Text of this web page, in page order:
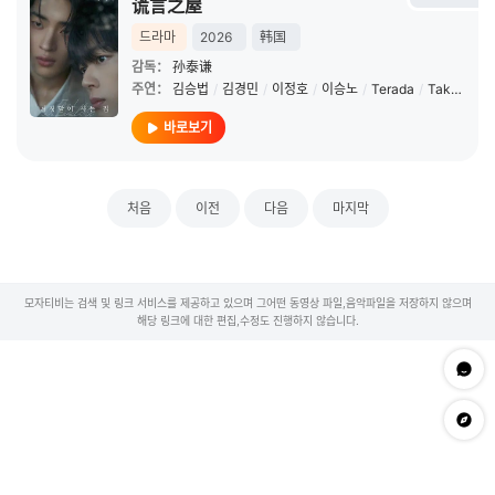
谎言之屋
드라마 2026
韩国
감독：
孙泰谦
주연：
김승법 / 김경민 / 이정호 / 이승노 / Terada / Takuya
바로보기
처음 이전 다음 마지막
모자티비는 검색 및 링크 서비스를 제공하고 있으며 그어떤 동영상 파일,음악파일을 저장하지 않으며
해당 링크에 대한 편집,수정도 진행하지 않습니다.
문의하
app